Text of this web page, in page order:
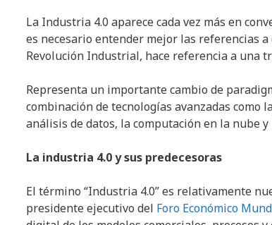
La Industria 4.0 aparece cada vez más en
es necesario entender mejor las referencias
Revolución Industrial, hace referencia a una
Representa un importante cambio de
combinación de tecnologías avanzadas
análisis de datos, la computación en la nube
La industria 4.0 y sus predecesoras
El término “Industria 4.0” es relativamente
presidente ejecutivo del Foro Económico